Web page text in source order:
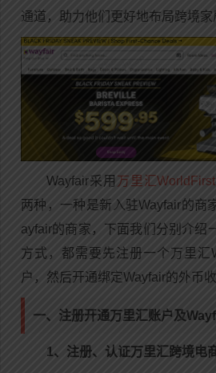
通道，助力他们更好地布局跨境家
Wayfair采用 万里汇WorldFirst
两种，一种是新入驻Wayfair的商
ayfair的商家，下面我们分别介绍
方式，都需要先注册一个万里汇
户，然后开通绑定Wayfair的外币收
一、注册开通万里汇账户及
1、注册、认证万里汇跨境电